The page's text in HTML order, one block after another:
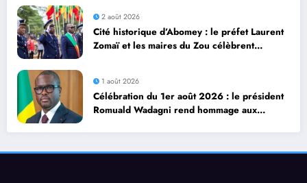
2 août 2026
Cité historique d’Abomey : le préfet Laurent
Zomaï et les maires du Zou célèbrent
1 août 2026
Célébration du 1er août 2026 : le président
Romuald Wadagni rend hommage aux